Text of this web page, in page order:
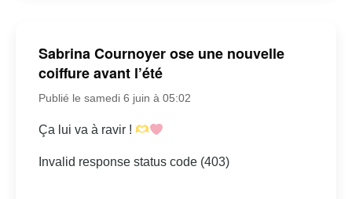
Sabrina Cournoyer ose une nouvelle
coiffure avant l’été
Publié le samedi 6 juin à 05:02
Ça lui va à ravir !
Invalid response status code (403)